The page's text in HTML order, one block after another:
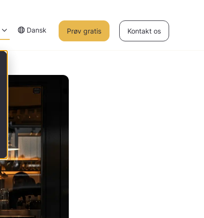
Dansk Prøv gratis Kontakt os